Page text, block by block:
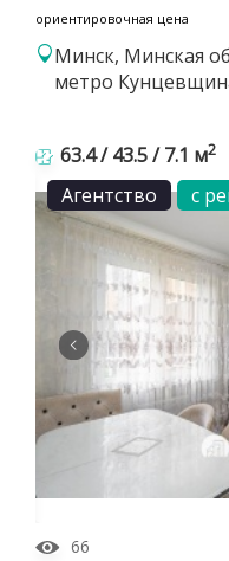
ориентировочная цена
Минск, Минская
метро
63.4 / 43.5 / 7.1 м2
Агентство
с
66